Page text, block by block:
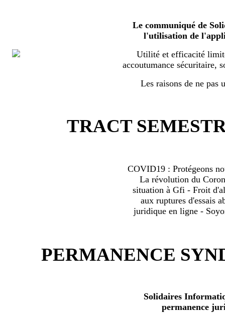
Le communiqué de
l'utilisation de
Utilité et efficacité
accoutumance sécuritaire,
Les raisons de ne pas
TRACT
COVID19 : Protégeons
La révolution du
situation à Gfi - Froit
aux ruptures d'essais
juridique en ligne -
PERMANENCE
Solidaires
permanence